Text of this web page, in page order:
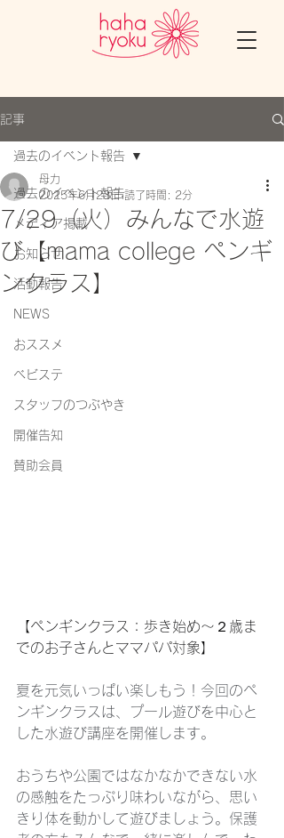
記事
過去のイベント報告
メディア掲載
お知らせ
活動報告
NEWS
おススメ
ベビステ
スタッフのつぶやき
開催告知
賛助会員
過去のイベント報告
7/29（火）みんなで水遊
び【mama college ペンギ
ンクラス】
母力
2025年6月23日 読了時間: 2分
【ペンギンクラス：歩き始め〜２歳ま
でのお子さんとママパパ対象】
夏を元気いっぱい楽しもう！今回のペ
ンギンクラスは、プール遊びを中心と
した水遊び講座を開催します。
おうちや公園ではなかなかできない水
の感触をたっぷり味わいながら、思い
きり体を動かして遊びましょう。保護